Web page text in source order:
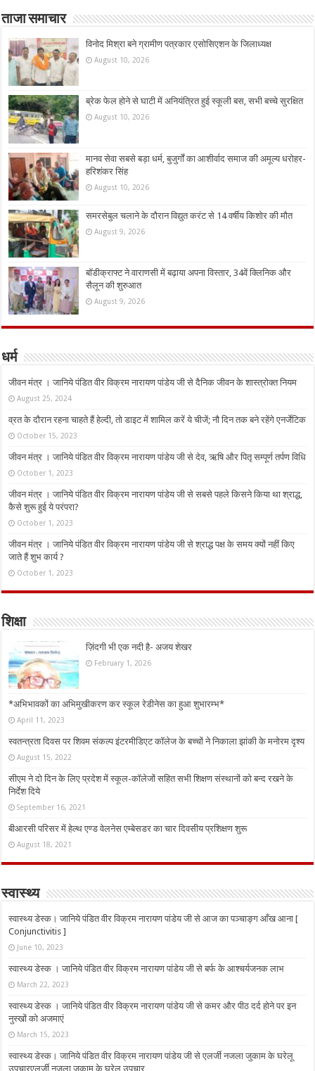
ताजा समाचार
विनोद मिश्रा बने ग्रामीण पत्रकार एसोसिएशन के जिलाध्यक्ष
August 10, 2026
ब्रेक फेल होने से घाटी में अनियंत्रित हुई स्कूली बस, सभी बच्चे सुरक्षित
August 10, 2026
मानव सेवा सबसे बड़ा धर्म, बुजुर्गों का आशीर्वाद समाज की अमूल्य धरोहर-
हरिशंकर सिंह
August 10, 2026
समरसेबुल चलाने के दौरान विद्युत करंट से 14 वर्षीय किशोर की मौत
August 9, 2026
बॉडीक्राफ्ट ने वाराणसी में बढ़ाया अपना विस्तार, 34वें क्लिनिक और
सैलून की शुरुआत
August 9, 2026
धर्म
जीवन मंत्र । जानिये पंडित वीर विक्रम नारायण पांडेय जी से दैनिक जीवन के शास्त्रोक्त नियम
August 25, 2024
व्रत के दौरान रहना चाहते हैं हेल्दी, तो डाइट में शामिल करें ये चीजें; नौ दिन तक बने रहेंगे एनर्जेटिक
October 15, 2023
जीवन मंत्र । जानिये पंडित वीर विक्रम नारायण पांडेय जी से देव, ऋषि और पितृ सम्पूर्ण तर्पण विधि
October 1, 2023
जीवन मंत्र । जानिये पंडित वीर विक्रम नारायण पांडेय जी से सबसे पहले किसने किया था श्राद्ध,
कैसे शुरू हुई ये परंपरा?
October 1, 2023
जीवन मंत्र । जानिये पंडित वीर विक्रम नारायण पांडेय जी से श्राद्ध पक्ष के समय क्यों नहीं किए
जाते हैं शुभ कार्य ?
October 1, 2023
शिक्षा
ज़िंदगी भी एक नदी है- अजय शेखर
February 1, 2026
*अभिभावकों का अभिमुखीकरण कर स्कूल रेडीनेस का हुआ शुभारम्भ*
April 11, 2023
स्वतन्त्रता दिवस पर शिवम संकल्प इंटरमीडिएट कॉलेज के बच्चों ने निकाला झांकी के मनोरम दृश्य
August 15, 2022
सीएम ने दो दिन के लिए प्रदेश में स्कूल-कॉलेजों सहित सभी शिक्षण संस्थानों को बन्द रखने के
निर्देश दिये
September 16, 2021
बीआरसी परिसर में हेल्थ एण्ड वेलनेस एम्बेसडर का चार दिवसीय प्रशिक्षण शुरू
August 18, 2021
स्वास्थ्य
स्वास्थ्य डेस्क। जानिये पंडित वीर विक्रम नारायण पांडेय जी से आज का पञ्चाङ्ग आँख आना [
Conjunctivitis ]
June 10, 2023
स्वास्थ्य डेस्क । जानिये पंडित वीर विक्रम नारायण पांडेय जी से बर्फ के आश्चर्यजनक लाभ
March 22, 2023
स्वास्थ्य डेस्क । जानिये पंडित वीर विक्रम नारायण पांडेय जी से कमर और पीठ दर्द होने पर इन
नुस्‍खों को अजमाएं
March 15, 2023
स्वास्थ्य डेस्क। जानिये पंडित वीर विक्रम नारायण पांडेय जी से एलर्जी नजला जुकाम के घरेलू
उपचारएलर्जी नजला जुकाम के घरेलू उपचार